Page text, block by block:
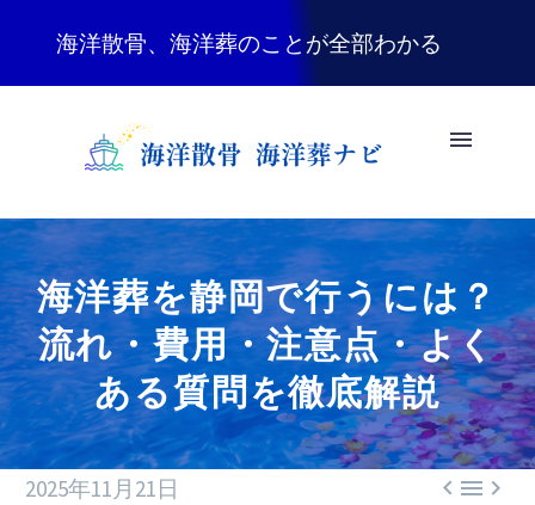
海洋散骨、海洋葬のことが全部わかる
海洋葬を静岡で行うには？
流れ・費用・注意点・よく
ある質問を徹底解説

2025年11月21日